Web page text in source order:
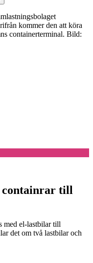
kommer den att köra
containerterminal. Bild:
containrar till
med el-lastbilar till
det om två lastbilar och